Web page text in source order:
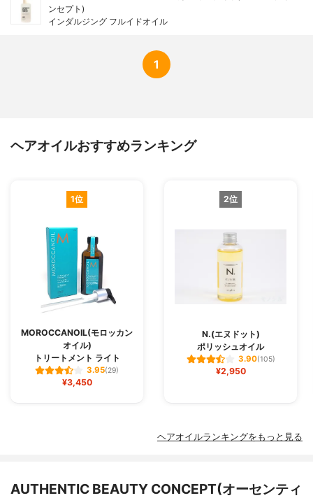
ンセプト)
インダルジング フルイドオイル
1
ヘアオイルおすすめランキング
1位
MOROCCANOIL(モロッカン
オイル)
トリートメント ライト
3.95(29)
¥3,450
2位
N.(エヌドット)
ポリッシュオイル
3.90(105)
¥2,950
ヘアオイルランキングをもっと見る
AUTHENTIC BEAUTY CONCEPT(オーセンティ